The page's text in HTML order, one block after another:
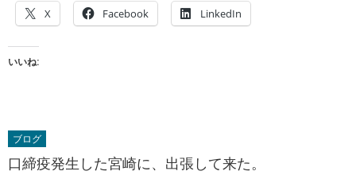
X Facebook LinkedIn
いいね:
ブログ
口締疫発生した宮崎に、出張して来た。